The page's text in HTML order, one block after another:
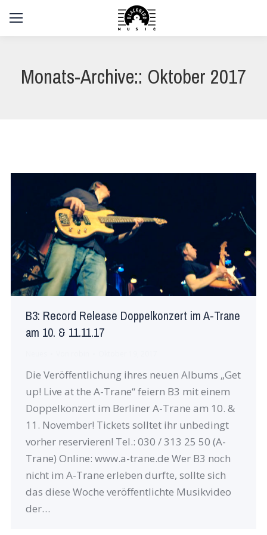
Monats-Archive::Oktober 2017
B3: Record Release Doppelkonzert im A-Trane
am 10. & 11.11.17
Die Veröffentlichung ihres neuen Albums „Get
up! Live at the A-Trane“ feiern B3 mit einem
Doppelkonzert im Berliner A-Trane am 10. &
11. November! Tickets solltet ihr unbedingt
vorher reservieren! Tel.: 030 / 313 25 50 (A-
Trane) Online: www.a-trane.de Wer B3 noch
nicht im A-Trane erleben durfte, sollte sich
das diese Woche veröffentlichte Musikvideo
der…